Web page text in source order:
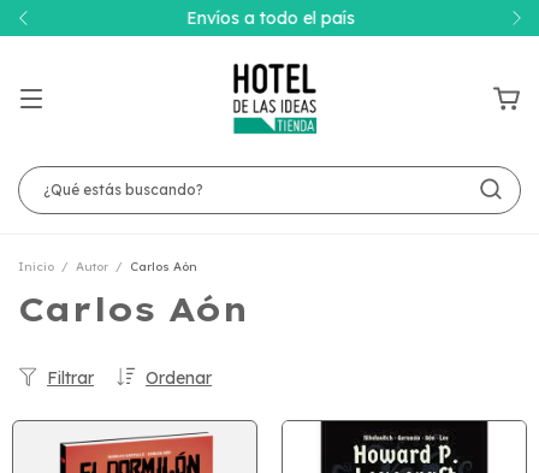
Envíos a todo el país
Inicio / Autor / Carlos Aón
Carlos Aón
Ordenar
Filtrar